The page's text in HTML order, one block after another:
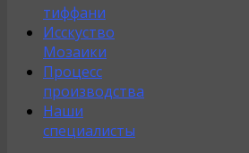
тиффани
Исскуство
Мозаики
Процесс
производства
Наши
специалисты